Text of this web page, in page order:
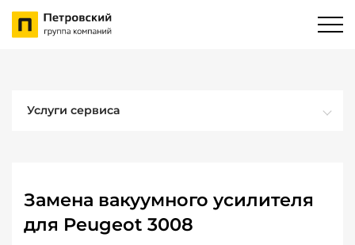
Услуги сервиса
Замена вакуумного усилителя
для Peugeot 3008